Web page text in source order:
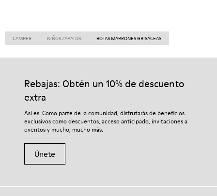
CAMPER NIÑOS ZAPATOS BOTAS MARRONES GRISÁCEAS
Rebajas: Obtén un 10% de descuento
extra
Así es. Como parte de la comunidad, disfrutarás de beneficios
exclusivos como descuentos, acceso anticipado, invitaciones a
eventos y mucho, mucho más.
Únete